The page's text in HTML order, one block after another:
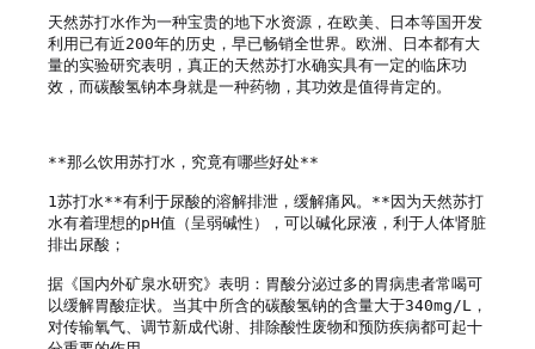
天然苏打水作为一种宝贵的地下水资源，在欧美、日本等国开发
利用已有近200年的历史，早已畅销全世界。欧洲、日本都有大
量的实验研究表明，真正的天然苏打水确实具有一定的临床功
效，而碳酸氢钠本身就是一种药物，其功效是值得肯定的。
**那么饮用苏打水，究竟有哪些好处**
1苏打水**有利于尿酸的溶解排泄，缓解痛风。**因为天然苏打
水有着理想的pH值（呈弱碱性），可以碱化尿液，利于人体肾脏
排出尿酸；
据《国内外矿泉水研究》表明：胃酸分泌过多的胃病患者常喝可
以缓解胃酸症状。当其中所含的碳酸氢钠的含量大于340mg/L，
对传输氧气、调节新成代谢、排除酸性废物和预防疾病都可起十